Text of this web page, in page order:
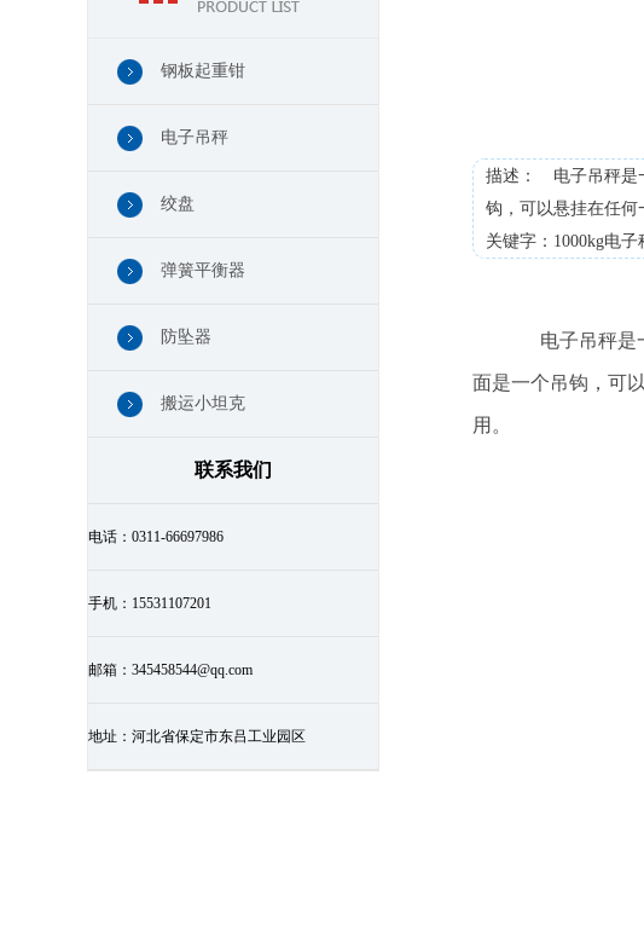
钢板起重钳
电子吊秤
绞盘
弹簧平衡器
防坠器
搬运小坦克
联系我们
电话： 0311-66697986
手机： 15531107201
邮箱： 345458544@qq.com
地址： 河北省保定市东吕工业园区
描述： 电子吊秤是
钩，可以悬挂在任何
关键字：1000kg电子
电子吊秤是
面是一个吊钩，可
用。